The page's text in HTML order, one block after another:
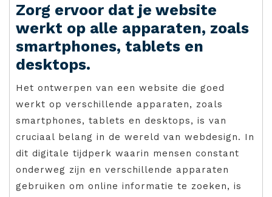
Zorg ervoor dat je website
werkt op alle apparaten, zoals
smartphones, tablets en
desktops.
Het ontwerpen van een website die goed
werkt op verschillende apparaten, zoals
smartphones, tablets en desktops, is van
cruciaal belang in de wereld van webdesign. In
dit digitale tijdperk waarin mensen constant
onderweg zijn en verschillende apparaten
gebruiken om online informatie te zoeken, is